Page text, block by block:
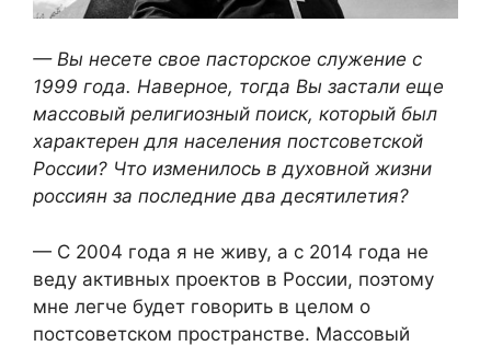
— Вы несете свое пасторское служение с
1999 года. Наверное, тогда Вы застали еще
массовый религиозный поиск, который был
характерен для населения постсоветской
России? Что изменилось в духовной жизни
россиян за последние два десятилетия?
— С 2004 года я не живу, а с 2014 года не
веду активных проектов в России, поэтому
мне легче будет говорить в целом о
постсоветском пространстве. Массовый